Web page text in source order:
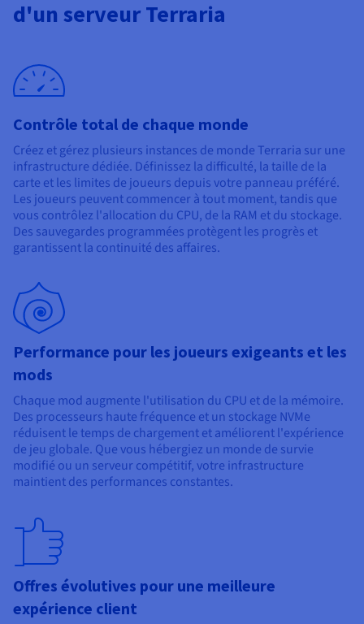
Tarifs
Roadmap & Changelog
Roadmap & Changelog
d'un serveur Terraria
Contrôle total de chaque monde
Créez et gérez plusieurs instances de monde Terraria sur une
infrastructure dédiée. Définissez la difficulté, la taille de la
carte et les limites de joueurs depuis votre panneau préféré.
Les joueurs peuvent commencer à tout moment, tandis que
vous contrôlez l'allocation du CPU, de la RAM et du stockage.
Des sauvegardes programmées protègent les progrès et
garantissent la continuité des affaires.
Performance pour les joueurs exigeants et les
mods
Chaque mod augmente l'utilisation du CPU et de la mémoire.
Des processeurs haute fréquence et un stockage NVMe
réduisent le temps de chargement et améliorent l'expérience
de jeu globale. Que vous hébergiez un monde de survie
modifié ou un serveur compétitif, votre infrastructure
maintient des performances constantes.
Offres évolutives pour une meilleure
expérience client